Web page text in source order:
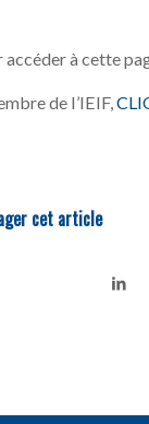
à cette
de l’IEIF,
cet article